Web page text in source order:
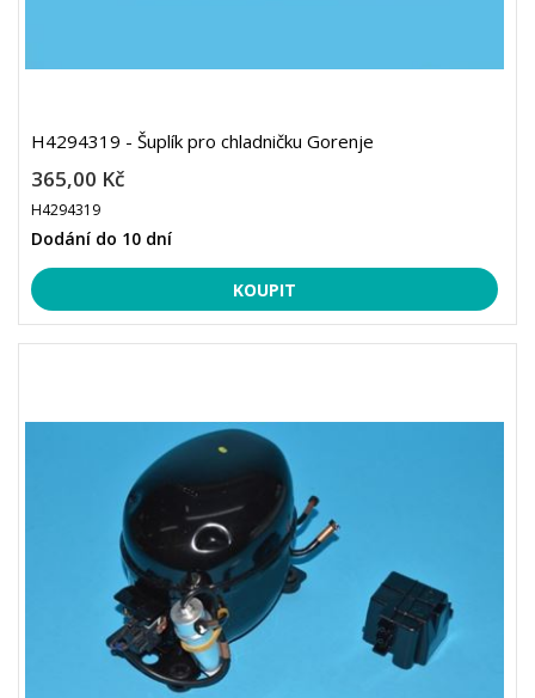
H4294319 - Šuplík pro chladničku Gorenje
365,00 Kč
H4294319
Dodání do 10 dní